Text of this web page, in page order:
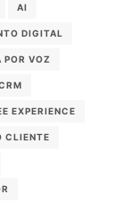
AI
DIGITAL
POR VOZ
EXPERIENCE
CLIENTE